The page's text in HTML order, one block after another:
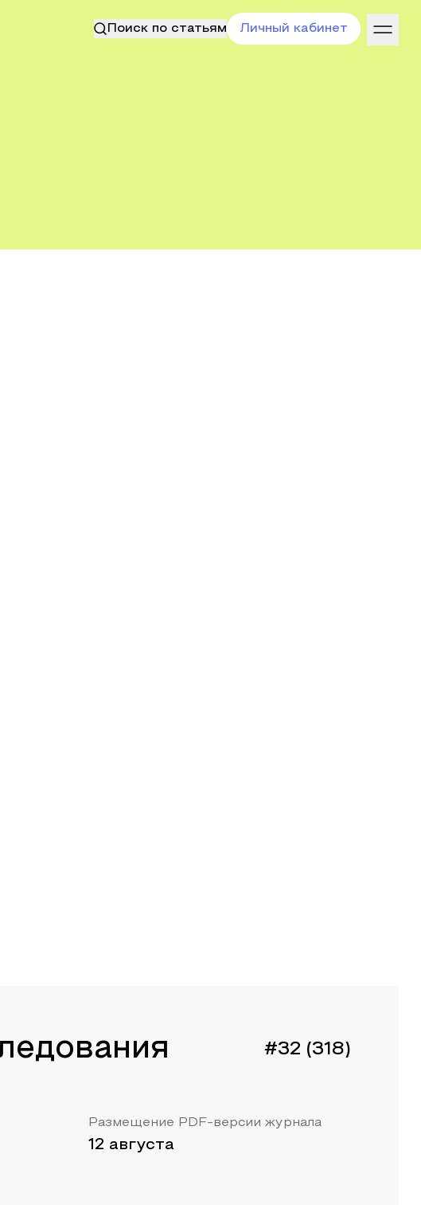
Поиск по статьям Личный кабинет
#32 (318)
Размещение PDF-версии журнала
12 августа